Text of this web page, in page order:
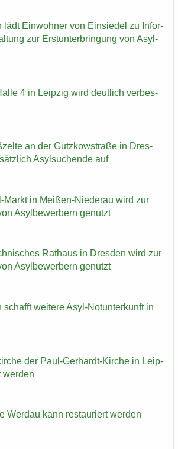
lädt Ein­woh­ner von Ein­sie­del zu In­for­
zur Erst­un­ter­brin­gung von Asyl­
4 in Leip­zig wird deut­lich ver­bes­
an der Gutz­kow­stra­ße in Dres­
Asyl­su­chen­de auf
​Markt in Meißen-​Niederau wird zur
Asyl­be­wer­bern ge­nutzt
Rat­haus in Dres­den wird zur
Asyl­be­wer­bern ge­nutzt
schafft wei­te­re Asyl-​Notunterkunft in
der Paul-​Gerhardt-Kirche in Leip­
wer­den
Wer­dau kann re­stau­riert wer­den